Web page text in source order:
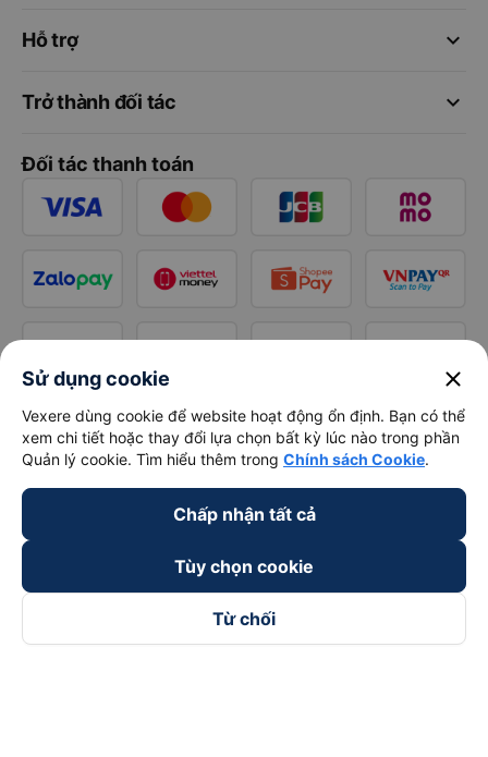
keyboard_arrow_down
Hỗ trợ
keyboard_arrow_down
Trở thành đối tác
Đối tác thanh toán
Sử dụng cookie close
Vexere dùng cookie để website hoạt động ổn định. Bạn có thể
xem chi tiết hoặc thay đổi lựa chọn bất kỳ lúc nào trong phần
Quản lý cookie. Tìm hiểu thêm trong Chính sách Cookie.
Chấp nhận tất cả
Tùy chọn cookie
Từ chối